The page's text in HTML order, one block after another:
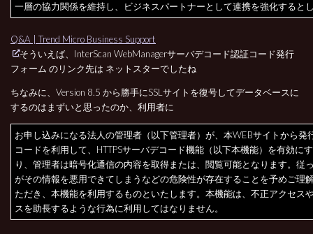
一層の協力関係を維持し、ビジネスパートナーとして連携を強化すると
Q&A | Trend Micro Business Support
そういえば、InterScan WebManagerサーバデコード認証コード発行
フォーム のリンク先は ネットスターでしたね
ちなみに、Version 8.5 から勝手にSSLサイトを復号してデータベースに
するのはまずいと思ったのか、利用者に
お申し込みになる法人の管理者（以下管理者）が、本WEBサイトから発
コードを利用して、HTTPSサーバデコード機能（以下本機能）を有効に
り、管理者は暗号化通信の内容を取得または、閲覧可能となります。従
がその情報を悪用できてしまうなどの危険性が存在することを予めご理
ただき、本機能を利用するものといたします。本機能は、不正アクセス
スを助長するような行為に利用してはなりません。